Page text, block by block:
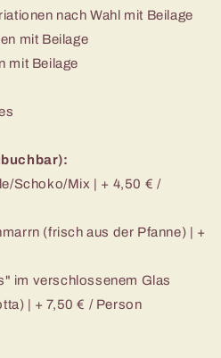
nach Wahl mit Beilage
mit Beilage
mit Beilage
Schoko/Mix | + 4,50 € /
(frisch aus der Pfanne) | +
im verschlossenem Glas
| + 7,50 € / Person